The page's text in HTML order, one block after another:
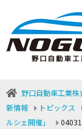
野口自動車工業
新情報
トピックス
ルシェ開催」